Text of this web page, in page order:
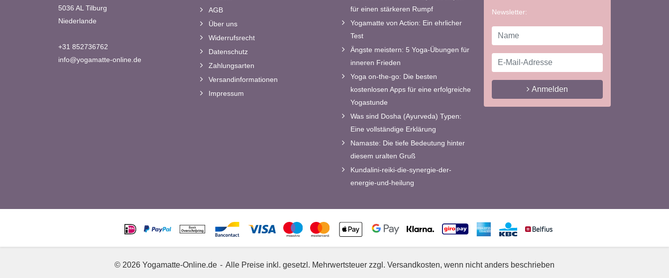
5036 AL Tilburg
Niederlande
+31 852736762
info@yogamatte-online.de
AGB
Über uns
Widerrufsrecht
Datenschutz
Zahlungsarten
Versandinformationen
Impressum
für einen stärkeren Rumpf
Yogamatte von Action: Ein ehrlicher
Test
Ängste meistern: 5 Yoga-Übungen für
inneren Frieden
Yoga on-the-go: Die besten
kostenlosen Apps für eine erfolgreiche
Yogastunde
Was sind Dosha (Ayurveda) Typen:
Eine vollständige Erklärung
Namaste: Die tiefe Bedeutung hinter
diesem uralten Gruß
Kundalini-reiki-die-synergie-der-
energie-und-heilung
Newsletter:
Anmelden
© 2026 Yogamatte-Online.de Alle Preise inkl. gesetzl. Mehrwertsteuer zzgl. Versandkosten, wenn nicht anders beschrieben